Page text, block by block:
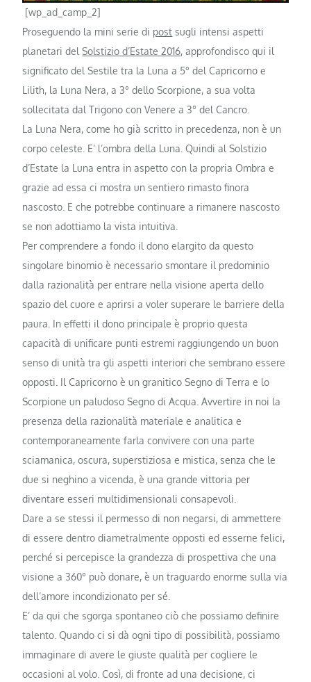
[wp_ad_camp_2]
Proseguendo la mini serie di post sugli intensi aspetti
planetari delSolstizio d’Estate 2016, approfondisco qui il
significato del Sestile tra la Luna a 5° del Capricorno e
Lilith, la Luna Nera, a 3° dello Scorpione, a sua volta
sollecitata dal Trigono con Venere a 3° del Cancro.
La Luna Nera, come ho già scritto in precedenza, non è un
corpo celeste. E’ l’ombra della Luna. Quindi al Solstizio
d’Estate la Luna entra in aspetto con la propria Ombra e
grazie ad essa ci mostra un sentiero rimasto finora
nascosto. E che potrebbe continuare a rimanere nascosto
se non adottiamo la vista intuitiva.
Per comprendere a fondo il dono elargito da questo
singolare binomio è necessario smontare il predominio
dalla razionalità per entrare nella visione aperta dello
spazio del cuore e aprirsi a voler superare le barriere della
paura. In effetti il dono principale è proprio questa
capacità di unificare punti estremi raggiungendo un buon
senso di unità tra gli aspetti interiori che sembrano essere
opposti. Il Capricorno è un granitico Segno di Terra e lo
Scorpione un paludoso Segno di Acqua. Avvertire in noi la
presenza della razionalità materiale e analitica e
contemporaneamente farla convivere con una parte
sciamanica, oscura, superstiziosa e mistica, senza che le
due si neghino a vicenda, è una grande vittoria per
diventare esseri multidimensionali consapevoli.
Dare a se stessi il permesso di non negarsi, di ammettere
di essere dentro diametralmente opposti ed esserne felici,
perché si percepisce la grandezza di prospettiva che una
visione a 360° può donare, è un traguardo enorme sulla via
dell’amore incondizionato per sé.
E’ da qui che sgorga spontaneo ciò che possiamo definire
talento. Quando ci si dà ogni tipo di possibilità, possiamo
immaginare di avere le giuste qualità per cogliere le
occasioni al volo. Così, di fronte ad una decisione, ci